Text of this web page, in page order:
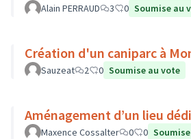
Alain PERRAUD 3 0 Soumise au
Création d'un caniparc à
Sauzeat 2 0 Soumise au vote
Aménagement d’un lieu
Maxence Cossalter 0 0